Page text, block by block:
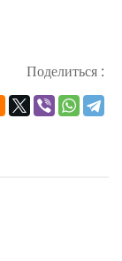
Поделиться :